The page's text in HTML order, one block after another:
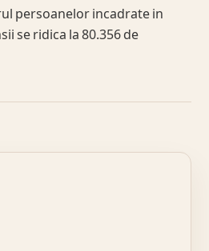
persoanelor incadrate in
se ridica la 80.356 de